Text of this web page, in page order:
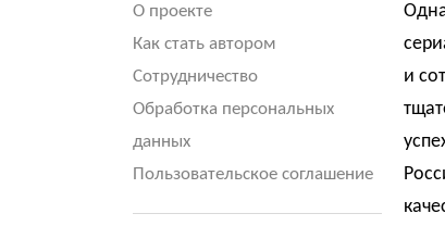
О проекте
Как стать автором
Сотрудничество
Обработка персональных
данных
Пользовательское соглашение
и